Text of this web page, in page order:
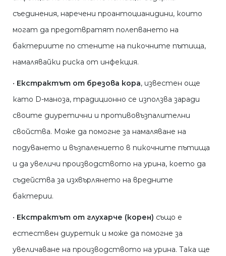
съединения, наречени проантоцианидини, които
могат да предотвратят полепването на
бактериите по стените на пикочните пътища,
намалявайки риска от инфекция.
• Екстрактът от брезова кора, известен още
като D-маноза, традиционно се използва заради
своите диуретични и противовъзпалителни
свойства. Може да помогне за намаляване на
подуването и възпалението в пикочните пътища
и да увеличи производството на урина, което да
съдейства за изхвърлянето на вредните
бактерии.
• Екстрактът от глухарче (корен) също е
естествен диуретик и може да помогне за
увеличаване на производството на урина. Така ще